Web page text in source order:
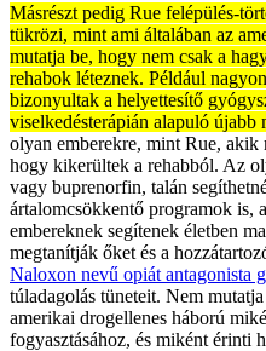
Másrészt pedig Rue felépülés-
tükrözi, mint ami általában az
mutatja be, hogy nem csak a
rehabok léteznek. Például
bizonyultak a helyettesítő
viselkedésterápián alapuló újabb
olyan emberekre, mint Rue, akik
hogy kikerültek a rehabból. Az
vagy buprenorfin, talán
ártalomcsökkentő programok is,
embereknek segítenek életben
megtanítják őket és a
Naloxon nevű opiát antagonista
túladagolás tüneteit. Nem
amerikai drogellenes háború
fogyasztásához, és miként érinti